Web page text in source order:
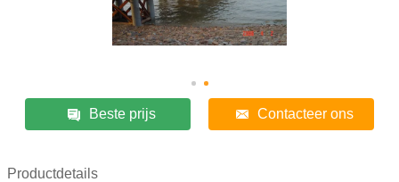
Beste prijs Contacteer ons
Productdetails